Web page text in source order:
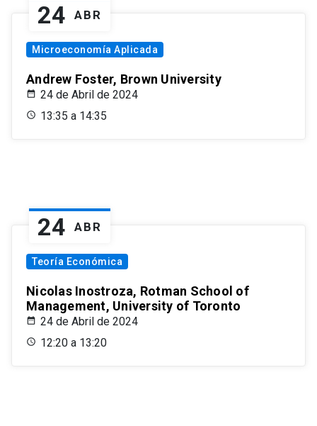
24 ABR
Microeconomía Aplicada
Andrew Foster, Brown University
24 de Abril de 2024
13:35 a 14:35
24 ABR
Teoría Económica
Nicolas Inostroza, Rotman School of
Management, University of Toronto
24 de Abril de 2024
12:20 a 13:20